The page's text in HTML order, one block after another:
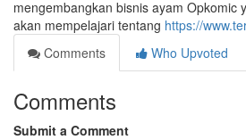
mengembangkan bisnis ayam Opkomic
akan mempelajari tentang https://
Comments
Who Upvoted
Comments
Submit a Comment